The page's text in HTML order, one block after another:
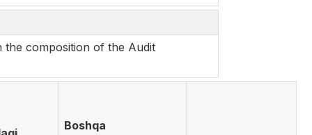
the composition of the Audit
Boshqa